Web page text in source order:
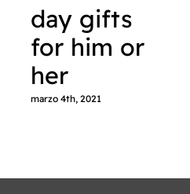
day gifts
for him or
her
marzo 4th, 2021